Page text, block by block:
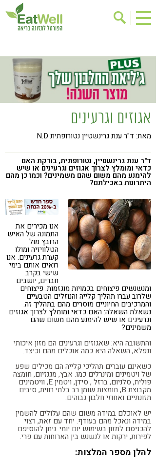
בישול בריא
אינדקס עסקים
ריפוי ומניעת מחלות
בריאות האישה
תוספי תזונה
מתכוני בריאות
אירועים
שינוי תזונתי
גישות בתזונה
דיאטה
ניקוי רעלים
מזונות על
ילדים
תזונה וספורט
רגישות לגלוטן
טעים להכיר
קורונה
טבעונות
אגוזים וגרעינים
מאת: ד"ר ענת גרינשטיין נטורופתית N.D
ד"ר ענת גרינשטיין, נטורופתית, בודקת האם
כדאי ומומלץ לצרוך אגוזים וגרעינים או שיש
להימנע מהם משום שהם משמינים? וכמו כן מהם
היתרונות באכילתם?
אנו מכירים את
התמונה של האיש
הרובץ מול
הטלוויזיה ומולו
קערת גרעינים. אנו
רואים אותם בימי
שישי בקרב
חברים, יושבים
ומנשנשים פיצוחים בכמויות מוגזמות. פיצוחים
שלרוב עברו תהליך קלייה והנוזלים הטבעיים
והמרכיבים החיוניים מוסרים מהם בתהליך זה.
נשאלת השאלה: האם כדאי ומומלץ לצרוך אגוזים
וגרעינים או שיש להימנע מהם משום שהם
משמינים?
והתשובה היא: שאגוזים וגרעינים הם מזון איכותי
ונפלא, השאלה היא כמה אוכלים מהם וכיצד.
כשאינם עוברים תהליכי קלייה הם מכילים שפע
של ויטמינים ומינרלים כמו: אבץ, מגנזיום, חומצה
פולית, סלניום, ברזל , סידן, ויטמיןE, וויטמינים
מקבוצת B, חומצות שומן רב בלתי רווית, סיבים
תזונתיים ואחוזי חלבון גבוהים.
יש לאוכלם במידה משום שהם עלולים להשמין
במידה ונאכל מהם בעודף. יחד עם זאת, רצוי
להכניסם למזון בשימוש יום יומי. ניתן להוסיפם
לפירות, ירקות או לנשנש בין הארוחות עם פרי.
להלן מספר המלצות: